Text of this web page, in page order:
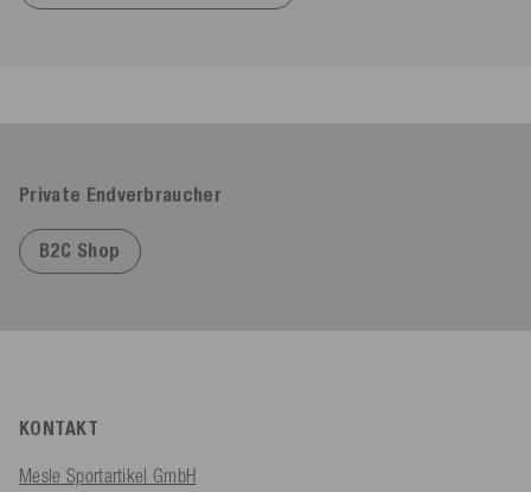
Private Endverbraucher
B2C Shop
KONTAKT
Mesle Sportartikel GmbH